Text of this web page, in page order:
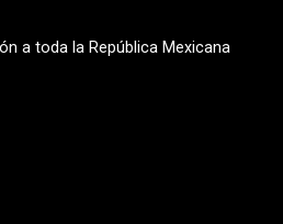
a toda la República Mexicana